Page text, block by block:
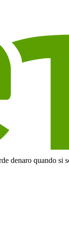
denaro quando si